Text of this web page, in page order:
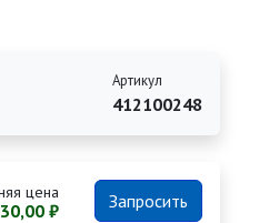
Артикул
412100248
цена
₽ Запросить